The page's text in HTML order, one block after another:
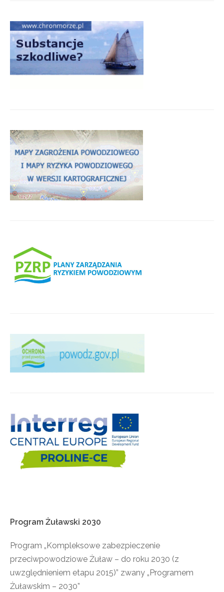
Program Żuławski 2030
Program „Kompleksowe zabezpieczenie
przeciwpowodziowe Żuław – do roku 2030 (z
uwzględnieniem etapu 2015)” zwany „Programem
Żuławskim – 2030”